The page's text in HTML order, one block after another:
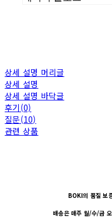
상세 설명 머리글
상세 설명
상세 설명 바닥글
후기(0)
질문(10)
관련 상품
BOKI의 품질 보
배송은 매주 월/수/금